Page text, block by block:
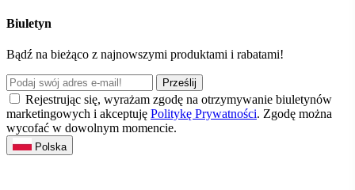
Biuletyn
Bądź na bieżąco z najnowszymi produktami i rabatami!
Prześlij
Rejestrując się, wyrażam zgodę na otrzymywanie biuletynów
marketingowych i akceptuję Politykę Prywatności. Zgodę można
wycofać w dowolnym momencie.
Polska